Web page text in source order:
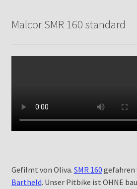
Malcor SMR 160 standard
Gefilmt von Oliva. SMR 160 gefahren
Bartheld. Unser Pitbike ist OHNE